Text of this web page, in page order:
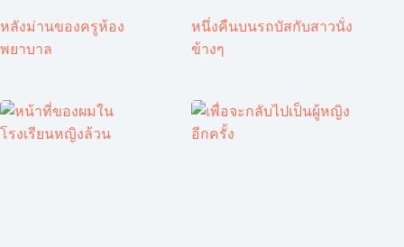
หลังม่านของครูห้อง
พยาบาล
หนึ่งคืนบนรถบัสกับสาวนั่ง
ข้างๆ